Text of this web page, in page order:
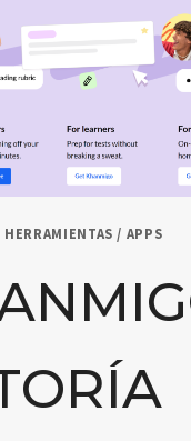
HERRAMIENTAS / APPS